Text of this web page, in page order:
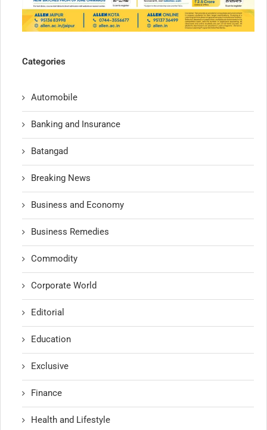
Categories
Automobile
Banking and Insurance
Batangad
Breaking News
Business and Economy
Business Remedies
Commodity
Corporate World
Editorial
Education
Exclusive
Finance
Health and Lifestyle